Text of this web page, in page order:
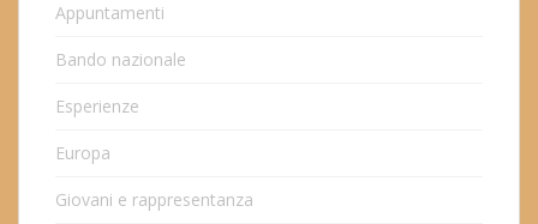
Appuntamenti
Bando nazionale
Esperienze
Europa
Giovani e rappresentanza